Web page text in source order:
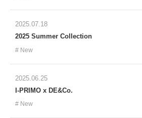
2025.07.18
2025 Summer Collection
New
2025.06.25
I-PRIMO x DE&Co.
New